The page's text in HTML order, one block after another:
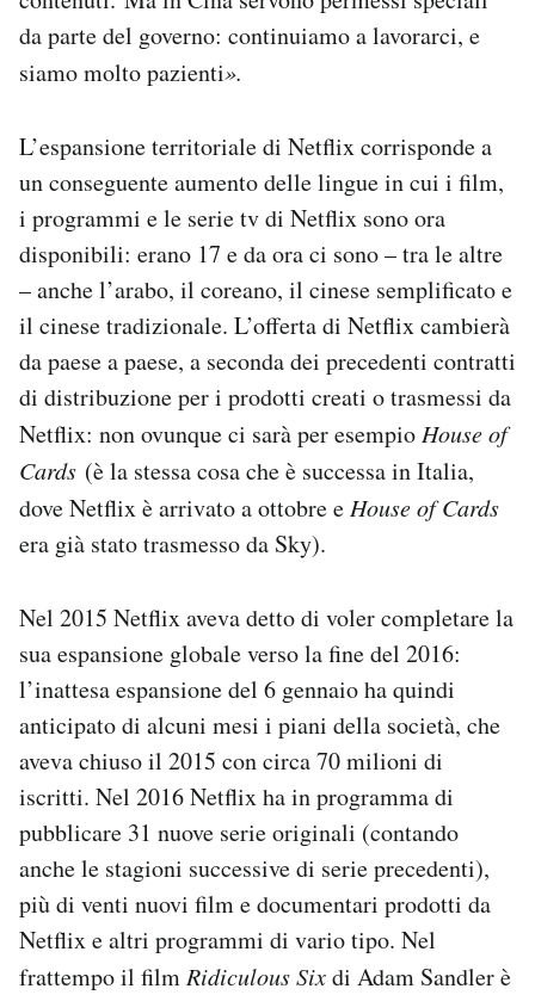
da parte del governo: continuiamo a lavorarci, e
siamo molto pazienti».
L’espansione territoriale di Netflix corrisponde a
un conseguente aumento delle lingue in cui i film,
i programmi e le serie tv di Netflix sono ora
disponibili: erano 17 e da ora ci sono – tra le altre
– anche l’arabo, il coreano, il cinese semplificato e
il cinese tradizionale. L’offerta di Netflix cambierà
da paese a paese, a seconda dei precedenti contratti
di distribuzione per i prodotti creati o trasmessi da
Netflix: non ovunque ci sarà per esempio House of
Cards (è la stessa cosa che è successa in Italia,
dove Netflix è arrivato a ottobre e House of Cards
era già stato trasmesso da Sky).
Nel 2015 Netflix aveva detto di voler completare la
sua espansione globale verso la fine del 2016:
l’inattesa espansione del 6 gennaio ha quindi
anticipato di alcuni mesi i piani della società, che
aveva chiuso il 2015 con circa 70 milioni di
iscritti. Nel 2016 Netflix ha in programma di
pubblicare 31 nuove serie originali (contando
anche le stagioni successive di serie precedenti),
più di venti nuovi film e documentari prodotti da
Netflix e altri programmi di vario tipo. Nel
frattempo il film Ridiculous Sixdi Adam Sandler è